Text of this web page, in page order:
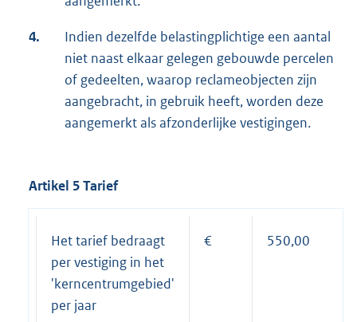
4.
Indien dezelfde belastingplichtige een aantal
niet naast elkaar gelegen gebouwde percelen
of gedeelten, waarop reclameobjecten zijn
aangebracht, in gebruik heeft, worden deze
aangemerkt als afzonderlijke vestigingen.
Artikel 5 Tarief
Het tarief bedraagt
per vestiging in het
'kerncentrumgebied'
per jaar
€ 550,00